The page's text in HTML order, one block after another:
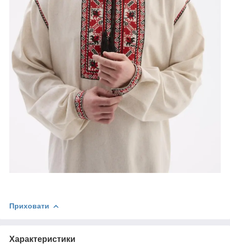
Приховати
Характеристики